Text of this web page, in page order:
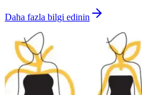
Daha fazla bilgi edinin